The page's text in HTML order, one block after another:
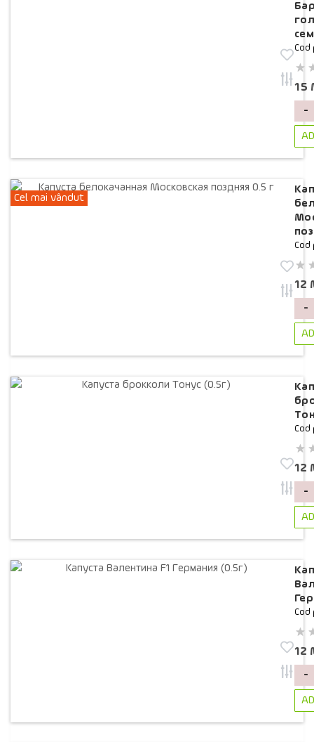
Cod
15
-
Cel mai vândut
Cod
12
-
Cod
12
-
Cod
12
-